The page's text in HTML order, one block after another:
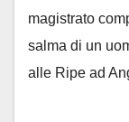
magistrato
salma di un
alle Ripe ad